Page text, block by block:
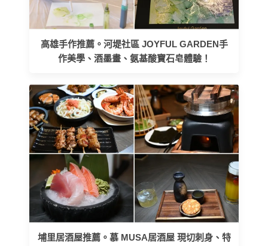
高雄手作推薦。河堤社區 JOYFUL GARDEN手
作美學、酒墨畫、氨基酸寶石皂體驗！
埔里居酒屋推薦。慕 MUSA居酒屋 現切刺身、特